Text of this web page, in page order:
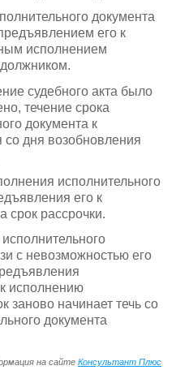
документа
его к
исполнением
судебного акта было
течение срока
документа к
со дня возобновления
исполнительного
его к
срок рассрочки.
с невозможностью его
исполнению
заново начинает течь со
документа
на сайтеКонсультант Плюс